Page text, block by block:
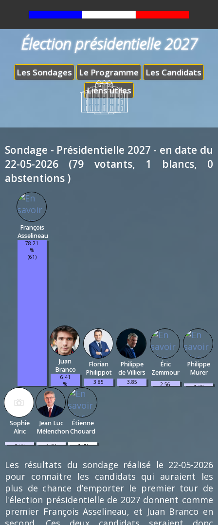
Les Sondages Le Programme
Les Candidats
Liens utiles
Élection présidentielle 2027
Sondage - Présidentielle 2027 - en date du
22-05-2026 (79 votants, 1 blancs, 0
abstentions )
François
Asselineau
78.21
%
(61)
Juan
Branco
6.41
%
Florian
Philippot
3.85
%
(3)
Philippe
de Villiers
3.85
%
Éric
Zemmour
2.56
Philippe
Murer
1.28
Sophie
Alric
1.28
Jean Luc
Mélenchon
1.28
Étienne
Chouard
1.28
Les résultats du sondage réalisé le 22-05-2026
pour connaitre les candidats qui auraient les
plus de chance d’emporter le premier tour de
l'élection présidentielle de 2027 donnent comme
premier François Asselineau, et Juan Branco en